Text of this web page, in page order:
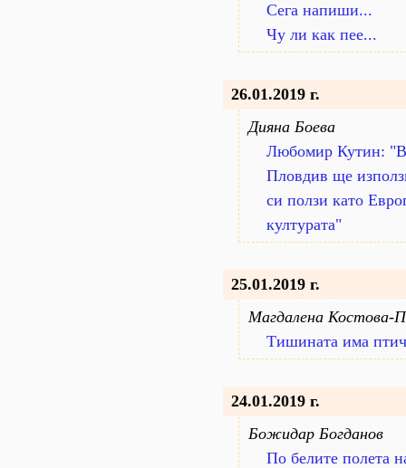
Сега напиши...
Чу ли как пее...
26.01.2019 г.
Дияна Боева
Любомир Кутин:
Пловдив ще
си ползи като
културата"
25.01.2019 г.
Магдалена Костова-
Тишината има
24.01.2019 г.
Божидар Богданов
По белите полета